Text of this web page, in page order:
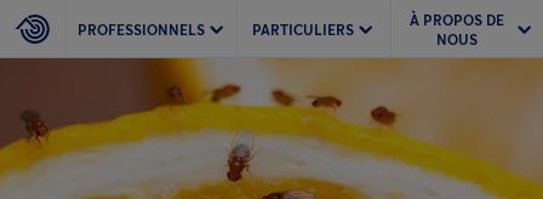
PROFESSIONNELS PARTICULIERS
À PROPOS DE
NOUS